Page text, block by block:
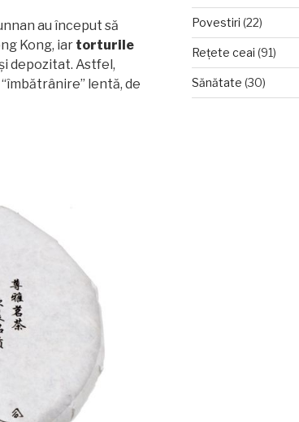
au început să
Kong, iar torturile
depozitat. Astfel,
lentă, de
Povestiri (22)
Rețete ceai (91)
Sănătate (30)